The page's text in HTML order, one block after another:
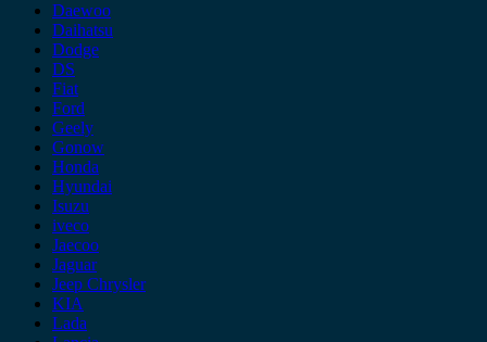
Daewoo
Daihatsu
Dodge
DS
Fiat
Ford
Geely
Gonow
Honda
Hyundai
Isuzu
iveco
Jaecoo
Jaguar
Jeep Chrysler
KIA
Lada